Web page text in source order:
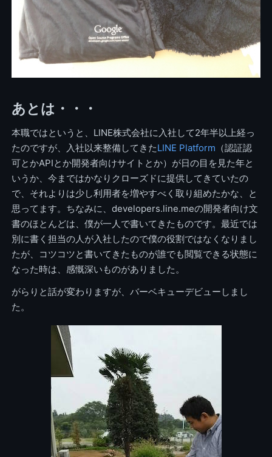
あとは・・・
本職ではというと、LINE株式会社に入社して2年半以上経っ
たのですが、入社以来整備してきたLINE Platform （認証認
可とかAPIとか開発者向けサイトとか）が日の目を見た年と
いうか、今まではかなりクローズドに提供してきていたの
で、それよりは少し利用者を増やすべく取り組めたかな、と
思ってます。ちなみに、developers.line.meの開発者向け文
書のほとんどは、僕が一人で書いてきたものです。最近では
別に書く担当の人が入社したので僕の役割ではなくなりまし
たが、コツコツと書いてきたものが誰でも閲覧できる状態に
なった時は、感慨深いものがありました。
がらりと話が変わりますが、バーベキューデビューしまし
た。